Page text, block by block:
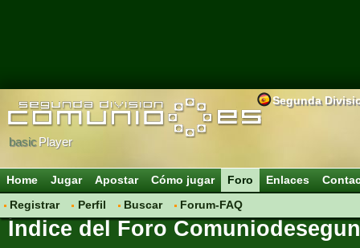
Segunda
basicPlayer
Home Jugar Apostar Cómo jugar
Foro
Registrar
Perfil Buscar Forum-FAQ
Enlaces
Índice del Foro